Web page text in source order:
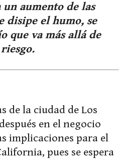
un aumento de las
disipe el humo, se
que va más allá de
de la ciudad de Los
en el negocio
implicaciones para el
pues se espera